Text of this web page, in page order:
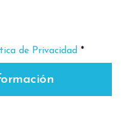
de Privacidad *